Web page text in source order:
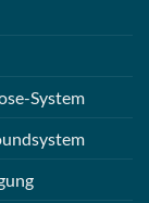
System